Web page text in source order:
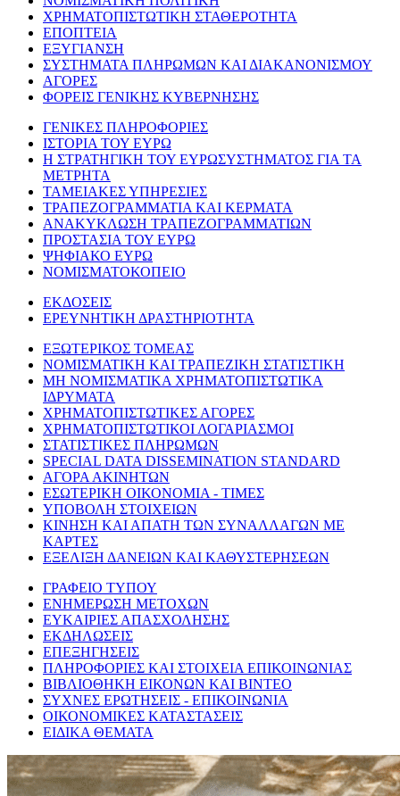
ΧΡΗΜΑΤΟΠΙΣΤΩΤΙΚΗ ΣΤΑΘΕΡΟΤΗΤΑ
ΕΠΟΠΤΕΙΑ
ΕΞΥΓΙΑΝΣΗ
ΣΥΣΤΗΜΑΤΑ ΠΛΗΡΩΜΩΝ ΚΑΙ ΔΙΑΚΑΝΟΝΙΣΜΟΥ
ΑΓΟΡΕΣ
ΦΟΡΕΙΣ ΓΕΝΙΚΗΣ ΚΥΒΕΡΝΗΣΗΣ
ΓΕΝΙΚΕΣ ΠΛΗΡΟΦΟΡΙΕΣ
ΙΣΤΟΡΙΑ ΤΟΥ ΕΥΡΩ
Η ΣΤΡΑΤΗΓΙΚΗ ΤΟΥ ΕΥΡΩΣΥΣΤΗΜΑΤΟΣ ΓΙΑ ΤΑ
ΜΕΤΡΗΤΑ
ΤΑΜΕΙΑΚΕΣ ΥΠΗΡΕΣΙΕΣ
ΤΡΑΠΕΖΟΓΡΑΜΜΑΤΙΑ ΚΑΙ ΚΕΡΜΑΤΑ
ΑΝΑΚΥΚΛΩΣΗ ΤΡΑΠΕΖΟΓΡΑΜΜΑΤΙΩΝ
ΠΡΟΣΤΑΣΙΑ ΤΟΥ ΕΥΡΩ
ΨΗΦΙΑΚΟ ΕΥΡΩ
ΝΟΜΙΣΜΑΤΟΚΟΠΕΙΟ
ΕΚΔΟΣΕΙΣ
ΕΡΕΥΝΗΤΙΚΗ ΔΡΑΣΤΗΡΙΟΤΗΤΑ
ΕΞΩΤΕΡΙΚΟΣ ΤΟΜΕΑΣ
ΝΟΜΙΣΜΑΤΙΚΗ ΚΑΙ ΤΡΑΠΕΖΙΚΗ ΣΤΑΤΙΣΤΙΚΗ
ΜΗ ΝΟΜΙΣΜΑΤΙΚΑ ΧΡΗΜΑΤΟΠΙΣΤΩΤΙΚΑ
ΙΔΡΥΜΑΤΑ
ΧΡΗΜΑΤΟΠΙΣΤΩΤΙΚΕΣ ΑΓΟΡΕΣ
ΧΡΗΜΑΤΟΠΙΣΤΩΤΙΚΟΙ ΛΟΓΑΡΙΑΣΜΟΙ
ΣΤΑΤΙΣΤΙΚΕΣ ΠΛΗΡΩΜΩΝ
SPECIAL DATA DISSEMINATION STANDARD
ΑΓΟΡΑ ΑΚΙΝΗΤΩΝ
ΕΣΩΤΕΡΙΚΗ ΟΙΚΟΝΟΜΙΑ - ΤΙΜΕΣ
ΥΠΟΒΟΛΗ ΣΤΟΙΧΕΙΩΝ
ΚΙΝΗΣΗ ΚΑΙ ΑΠΑΤΗ ΤΩΝ ΣΥΝΑΛΛΑΓΩΝ ΜΕ
ΚΑΡΤΕΣ
ΕΞΕΛΙΞΗ ΔΑΝΕΙΩΝ ΚΑΙ ΚΑΘΥΣΤΕΡΗΣΕΩΝ
ΓΡΑΦΕΙΟ ΤΥΠΟΥ
ΕΝΗΜΕΡΩΣΗ ΜΕΤΟΧΩΝ
ΕΥΚΑΙΡΙΕΣ ΑΠΑΣΧΟΛΗΣΗΣ
ΕΚΔΗΛΩΣΕΙΣ
ΕΠΕΞΗΓΗΣΕΙΣ
ΠΛΗΡΟΦΟΡΙΕΣ ΚΑΙ ΣΤΟΙΧΕΙΑ ΕΠΙΚΟΙΝΩΝΙΑΣ
ΒΙΒΛΙΟΘΗΚΗ ΕΙΚΟΝΩΝ ΚΑΙ ΒΙΝΤΕΟ
ΣΥΧΝΕΣ ΕΡΩΤΗΣΕΙΣ - ΕΠΙΚΟΙΝΩΝΙΑ
ΟΙΚΟΝΟΜΙΚΕΣ ΚΑΤΑΣΤΑΣΕΙΣ
ΕΙΔΙΚΑ ΘΕΜΑΤΑ